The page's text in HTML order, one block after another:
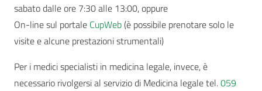
sabato dalle ore 7:30 alle 13:00, oppure
On-line sul portale CupWeb(è possibile prenotare solo le
visite e alcune prestazioni strumentali)
Per i medici specialisti in medicina legale, invece, è
necessario rivolgersi al servizio di Medicina legale tel.059